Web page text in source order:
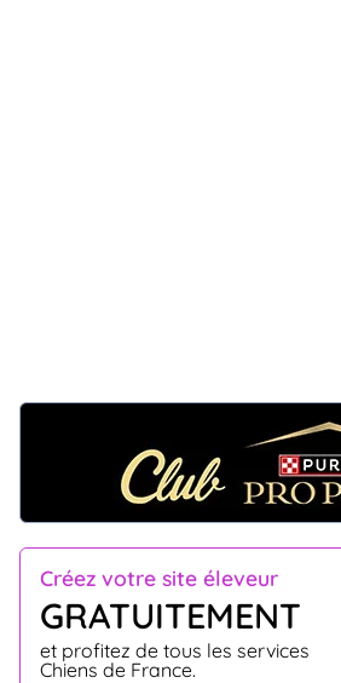
Créez votre site éleveur
GRATUITEMENT
et profitez de tous les services
Chiens de France.